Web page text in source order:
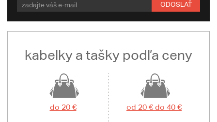
ODOSLAŤ
kabelky a tašky podľa ceny
do 20 € od 20 € do 40 €